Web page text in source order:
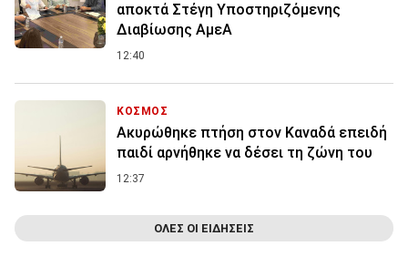
αποκτά Στέγη Υποστηριζόμενης
Διαβίωσης ΑμεΑ
12:40
ΚΟΣΜΟΣ
Ακυρώθηκε πτήση στον Καναδά επειδή
παιδί αρνήθηκε να δέσει τη ζώνη του
12:37
ΟΛΕΣ ΟΙ ΕΙΔΗΣΕΙΣ